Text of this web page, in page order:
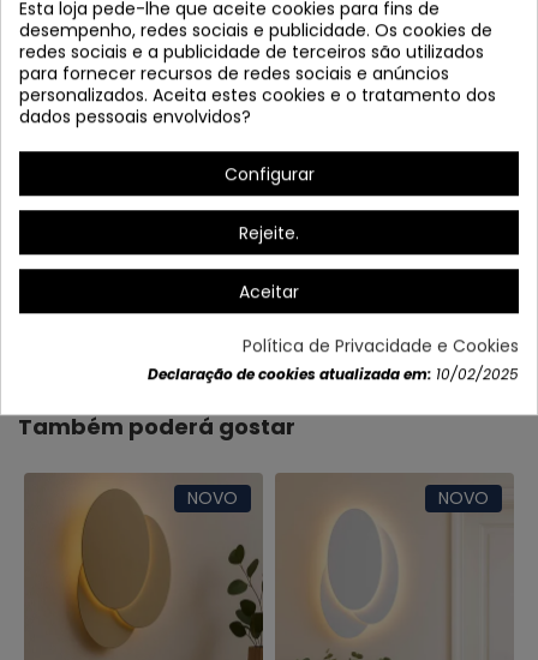
Dados do produto
Também poderá gostar
NOVO NOVO
Esta loja pede-lhe que aceite cookies para fins de
desempenho, redes sociais e publicidade. Os cookies de
redes sociais e a publicidade de terceiros são utilizados
para fornecer recursos de redes sociais e anúncios
personalizados. Aceita estes cookies e o tratamento dos
dados pessoais envolvidos?
Configurar
Rejeite.
Aceitar
Política de Privacidade e Cookies
Declaração de cookies atualizada em: 10/02/2025